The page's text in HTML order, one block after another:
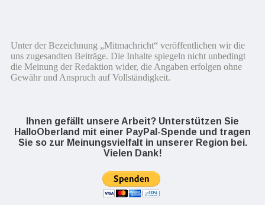
Unter der Bezeichnung „Mitmachricht“ veröffentlichen wir die
uns zugesandten Beiträge. Die Inhalte spiegeln nicht unbedingt
die Meinung der Redaktion wider, die Angaben erfolgen ohne
Gewähr und Anspruch auf Vollständigkeit.
Ihnen gefällt unsere Arbeit? Unterstützen Sie
HalloOberland mit einer PayPal-Spende und tragen
Sie so zur Meinungsvielfalt in unserer Region bei.
Vielen Dank!